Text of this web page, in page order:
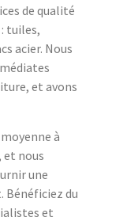
de qualité
tuiles,
acier. Nous
et avons
à
nous
une
du
et